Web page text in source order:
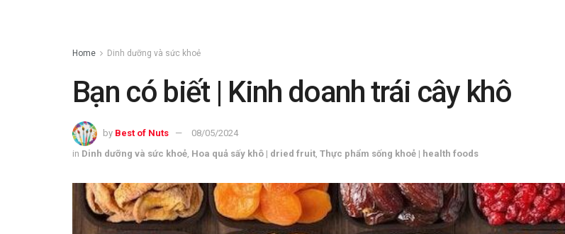
Home Dinh dưỡng và sức khoẻ
Bạn có biết | Kinh doanh trái cây khô
by Best of Nuts
08/05/2024
in Dinh dưỡng và sức khoẻ Hoa quả sấy khô | dried fruit Thực phẩm sống khoẻ | health foods